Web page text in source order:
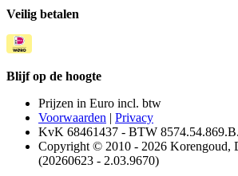
Veilig betalen
Blijf op de hoogte
Prijzen in Euro incl. btw
Voorwaarden | Privacy
KvK 68461437 - BTW
Copyright © 2010 - 2026 Korengoud,
(20260623 - 2.03.9670)